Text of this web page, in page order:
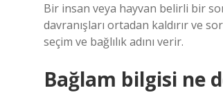
Bir insan veya hayvan belirli bir
davranışları ortadan kaldırır ve
seçim ve bağlılık adını verir.
Bağlam bilgisi ne